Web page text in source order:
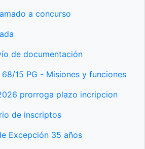
a concurso
de documentación
15 PG - Misiones y funciones
prorroga plazo incripcion
de inscriptos
Excepción 35 años